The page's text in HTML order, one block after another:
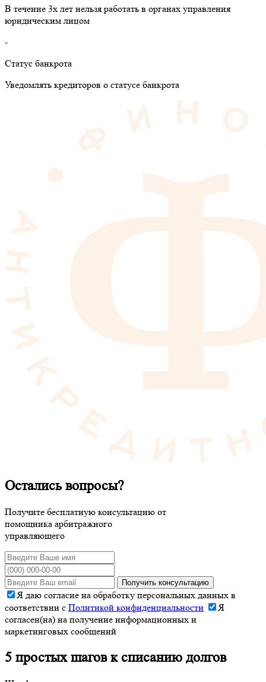
В течение 3х лет нельзя работать в органах управления
юридическим лицом
-
Статус банкрота
Уведомлять кредиторов о статусе банкрота
Остались вопросы?
Получите бесплатную консультацию от
помощника арбитражного
управляющего
Получить консультацию
Я даю согласие на обработку персональных данных в
соответствии с Политикой конфиденциальности
Я
согласен(на) на получение информационных и
маркетинговых сообщений
5 простых шагов к списанию долгов